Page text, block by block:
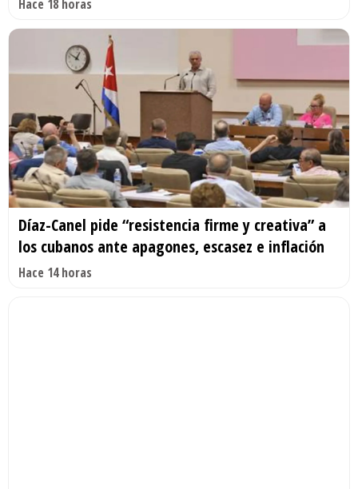
Hace 18 horas
Díaz-Canel pide “resistencia firme y creativa” a
los cubanos ante apagones, escasez e inflación
Hace 14 horas